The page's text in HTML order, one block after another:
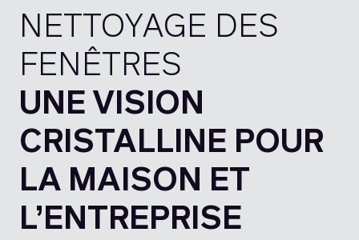
NETTOYAGE DES
FENÊTRES
UNE VISION
CRISTALLINE POUR
LA MAISON ET
L’ENTREPRISE